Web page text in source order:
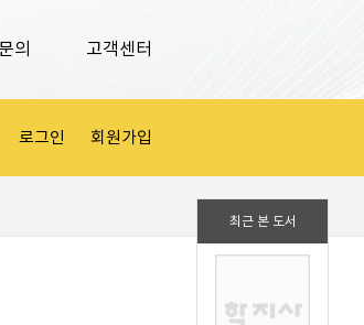
최근 본 도서
의 고객센터
로그인 회원가입